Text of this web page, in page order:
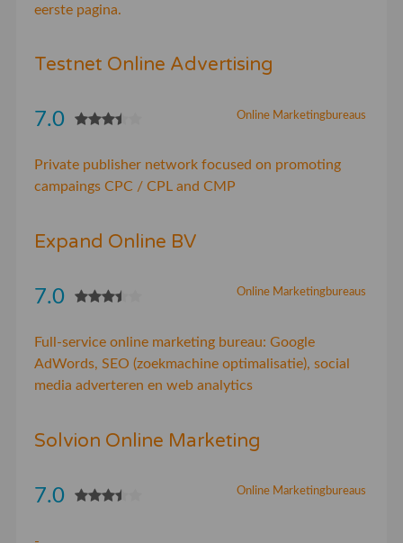
eerste pagina.
Testnet Online Advertising
Online Marketingbureaus
7.0
Private publisher network focused on promoting
campaings CPC / CPL and CMP
Expand Online BV
Online Marketingbureaus
7.0
Full-service online marketing bureau: Google
AdWords, SEO (zoekmachine optimalisatie), social
media adverteren en web analytics
Solvion Online Marketing
Online Marketingbureaus
7.0